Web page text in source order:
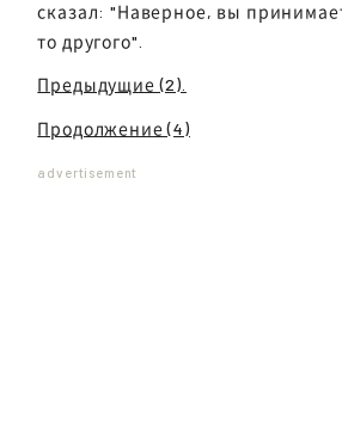
сказал: "Наверное, вы
то другого".
Предыдущие (2).
Продолжение (4)
advertisement